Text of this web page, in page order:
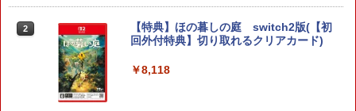
2
【特典】ほの暮しの庭 switch2版(【初
回外付特典】切り取れるクリアカード)
￥8,118